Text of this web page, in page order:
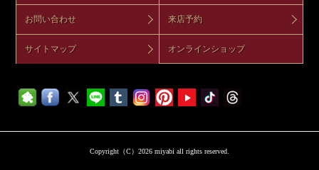
お問い合わせ 来店予約
サイトマップ オンラインショップ
Copyright（C）2026 miyabi all rights reserved.